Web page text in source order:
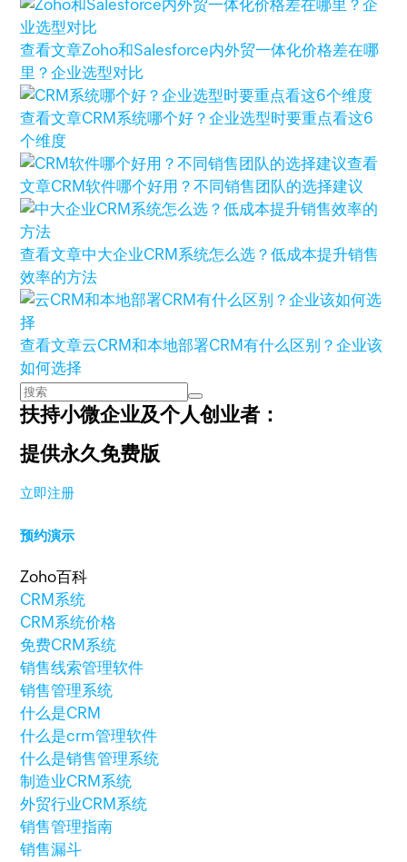
查看文章Zoho和Salesforce内外贸一体化价格差在哪
里？企业选型对比
查看文章CRM系统哪个好？企业选型时要重点看这6
个维度
查看
文章CRM软件哪个好用？不同销售团队的选择建议
查看文章中大企业CRM系统怎么选？低成本提升销售
效率的方法
查看文章云CRM和本地部署CRM有什么区别？企业该
如何选择
扶持小微企业及个人创业者：
提供永久免费版
立即注册
预约演示
Zoho百科
CRM系统
CRM系统价格
免费CRM系统
销售线索管理软件
销售管理系统
什么是CRM
什么是crm管理软件
什么是销售管理系统
制造业CRM系统
外贸行业CRM系统
销售管理指南
销售漏斗